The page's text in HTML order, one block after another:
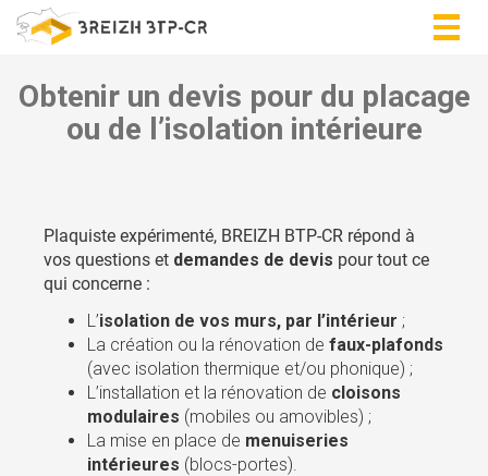
Obtenir un devis pour du placage
ou de l’isolation intérieure
Plaquiste expérimenté, BREIZH BTP-CR répond à
vos questions et demandes de devis pour tout ce
qui concerne :
L’isolation de vos murs, par l’intérieur ;
La création ou la rénovation de faux-plafonds
(avec isolation thermique et/ou phonique) ;
L’installation et la rénovation de cloisons
modulaires (mobiles ou amovibles) ;
La mise en place de menuiseries
intérieures (blocs-portes).